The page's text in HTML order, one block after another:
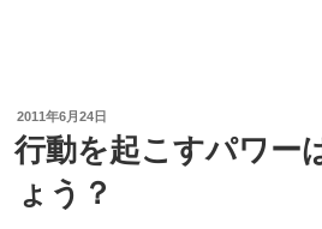
投
稿
日:
2011年6月24日
行動を起こすパワー
ょう？